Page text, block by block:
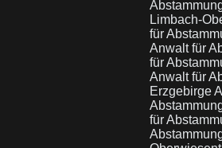
Limbach-
für
Anwalt für
für
Anwalt für
Erzgebirge
für